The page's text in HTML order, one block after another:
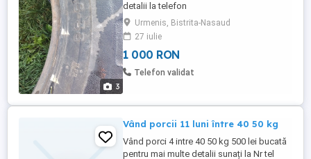
3
detalii la telefon
Urmenis, Bistrita-Nasaud
27 iulie
1 000 RON
Telefon validat
Vând porcii 11 luni între 40 50 kg
Vând porci 4 intre 40 50 kg 500 lei bucată
pentru mai multe detalii sunați la Nr tel